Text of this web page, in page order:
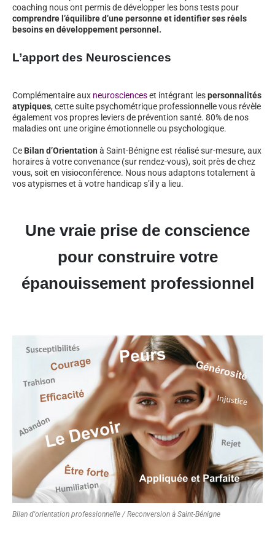
coaching nous ont permis de développer les bons tests pour
comprendre l’équilibre d’une personne et identifier ses réels
besoins en développement personnel.
L’apport des Neurosciences
Complémentaire aux neuroscienceset intégrant lespersonnalités
atypiques, cette suite psychométrique professionnelle vous révèle
également vos propres leviers de prévention santé. 80% de nos
maladies ont une origine émotionnelle ou psychologique.
Ce Bilan d’Orientation à Saint-Bénigne est réalisé sur-mesure, aux
horaires à votre convenance (sur rendez-vous), soit près de chez
vous, soit en visioconférence. Nous nous adaptons totalement à
vos atypismes et à votre handicap s’il y a lieu.
Une vraie prise de conscience
pour construire votre
épanouissement professionnel
Bilan d'orientation professionnelle / Reconversion à Saint-Bénigne